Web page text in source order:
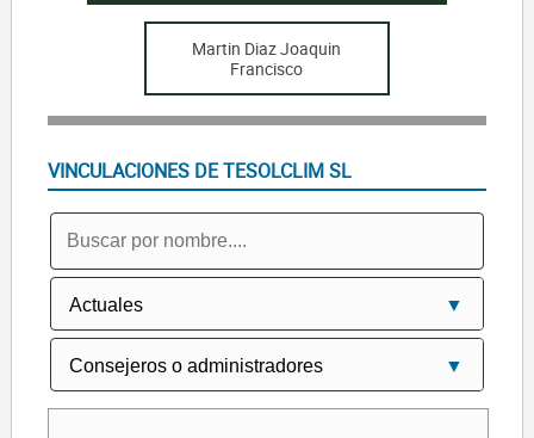
Martin Diaz Joaquin
Francisco
VINCULACIONES DE TESOLCLIM SL